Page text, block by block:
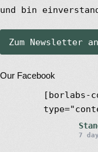
und bin
Our Facebook
[borlabs-
7